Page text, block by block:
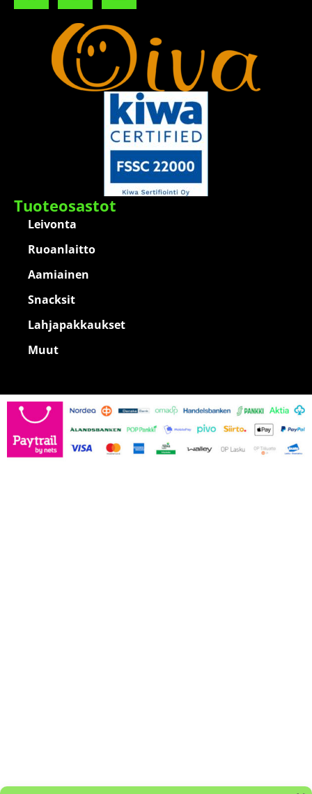
Tuoteosastot
Leivonta
Ruoanlaitto
Aamiainen
Snacksit
Lahjapakkaukset
Muut